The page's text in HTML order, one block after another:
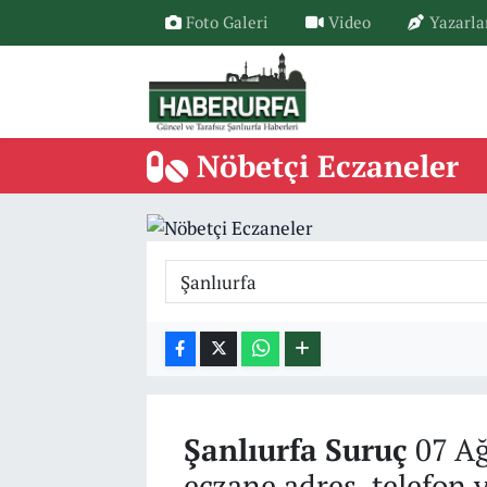
Foto Galeri Video
Nöbetçi Eczaneler
Şanlıurfa Suruç 07